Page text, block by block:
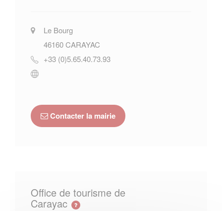
Le Bourg
46160CARAYAC
+33 (0)5.65.40.73.93
Contacter la mairie
Office de tourisme de
Carayac